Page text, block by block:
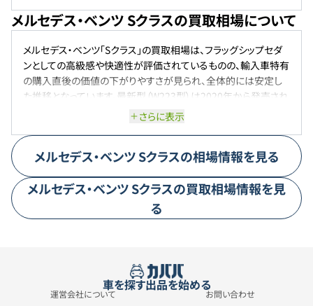
メルセデス・ベンツ Sクラスの買取相場について
メルセデス・ベンツ「Sクラス」の買取相場は、フラッグシップセダ
ンとしての高級感や快適性が評価されているものの、輸入車特有
の購入直後の価値の下がりやすさが見られ、全体的には安定し
た推移となっています。最新型（W223型）は2020年から発売され
ており、それ以前のW222型は2020年に生産終了しました。状態
すが、流通量が多いモデルは価格の伸びが限定的です。エンジン
仕様や装備の違いにより査定額は変動し、特にV8やV12搭載モ
デルは維持費や燃費面での懸念から査定がやや控えめになる傾
向があります。中古市場では、メルセデス・ベンツのブランド力とS
クラスのステータスが一定の需要を支えており、大幅な価格変動
は少ないものの、安定的に堅実なリセールバリューを維持してい
さらに表示
メルセデス・ベンツ Sクラスの相場情報を見る
メルセデス・ベンツSクラスの買取相場情報を見
る
車を探す出品を始める
運営会社について お問い合わせ